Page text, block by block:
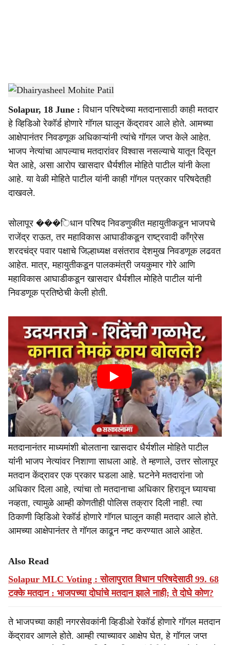
a
r
e
Dhairyasheel Mohite Patil-Sarkarnama
Solapur, 18 June : विधान परिषदेच्या मतदानासाठी काही मतदार
हे व्हिडिओ रेकॉर्ड होणारे गॉगल घालून केंद्रावर आले होते. आमच्या
आक्षेपानंतर निवडणूक अधिकाऱ्यांनी त्यांचे गॉगल जप्त केले आहेत.
भाजप नेत्यांचा आपल्याच मतदारांवर विश्वास नसल्याचे यातून दिसून
येत आहे, असा आरोप खासदार धैर्यशील मोहिते पाटील यांनी केला
आहे. या वेळी मोहिते पाटील यांनी काही गॉगल पत्रकार परिषदेतही
दाखवले.
सोलापूर ���िधान परिषद निवडणुकीत महायुतीकडून भाजपचे
राजेंद्र राऊत, तर महाविकास आघाडीकडून राष्ट्रवादी काँग्रेस
शरदचंद्र पवार पक्षाचे जिल्हाध्यक्ष वसंतराव देशमुख निवडणूक लढवत
आहेत. मात्र, महायुतीकडून पालकमंत्री जयकुमार गोरे आणि
महाविकास आघाडीकडून खासदार धैर्यशील मोहिते पाटील यांनी
निवडणूक प्रतिष्ठेची केली होती.
मतदानानंतर माध्यमांशी बोलताना खासदार धैर्यशील मोहिते पाटील
यांंनी भाजप नेत्यांवर निशाणा साधला आहे. ते म्हणाले, उत्तर सोलापूर
मतदान केंद्रावर एक प्रकार घडला आहे. घटनेने मतदारांना जो
अधिकार दिला आहे, त्यांचा तो मतदानाचा अधिकार हिरावून घ्यायचा
नव्हता, त्यामुळे आम्ही कोणतीही पोलिस तक्रार दिली नाही. त्या
ठिकाणी व्हिडिओ रेकॉर्ड होणारे गॉगल घालून काही मतदार आले होते.
आमच्या आक्षेपानंतर ते गॉगल काढून नष्ट करण्यात आले आहेत.
Also Read
Solapur MLC Voting : सोलापुरात विधान परिषदेसाठी 99. 68
टक्के मतदान : भाजपच्या दोघांचे मतदान झाले नाही; ते दोघे कोण?
ते भाजपच्या काही नगरसेवकांनी व्हिडीओ रेकॉर्ड होणारे गॉगल मतदान
केंद्रावर आणले होते. आम्ही त्याच्यावर आक्षेप घेत, हे गॉगल जप्त